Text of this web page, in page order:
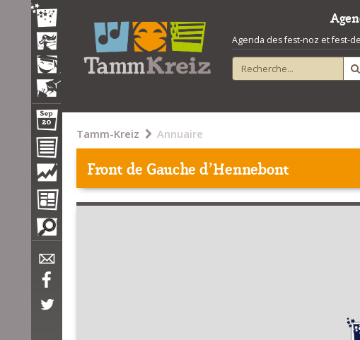
Agenda des fest-noz et fest-
Tamm-Kreiz Annuaire
Front de Gauche d'Hennebont